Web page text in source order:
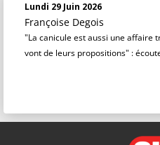
Lundi 29 Juin 2026
Françoise Degois
"La canicule est aussi une affaire
vont de leurs propositions" :